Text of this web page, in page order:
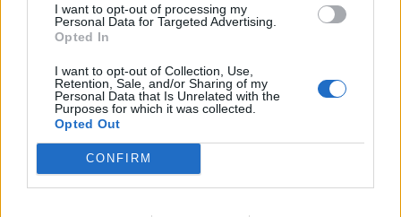
I want to opt-out of processing my
Personal Data for Targeted Advertising.
Opted In
I want to opt-out of Collection, Use,
Retention, Sale, and/or Sharing of my
Personal Data that Is Unrelated with the
Purposes for which it was collected.
Opted Out
CONFIRM
regisztrációhoz kötött.
Portfolio.hu teljes cikkarchívum
Kötéslisták: BÉT elmúlt 2 év napon belüli
kötéslistái